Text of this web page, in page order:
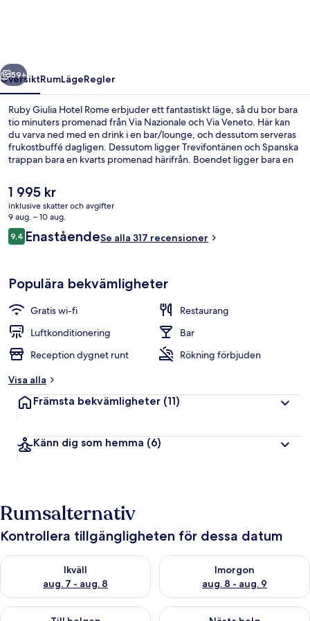
Nästa
59+
ÖversiktRumLägeRegler
Ruby Giulia Hotel Rome erbjuder ett fantastiskt läge, så du bor bara
tio minuters promenad från Via Nazionale och Via Veneto. Här kan
du varva ned med en drink i en bar/lounge, och dessutom serveras
frukostbuffé dagligen. Dessutom ligger Trevifontänen och Spanska
trappan bara en kvarts promenad härifrån. Boendet ligger bara en
dell'Opera station tar det 7 minuter att gå och till Barberini station är
det 8 minuter.
Det
nuvarande
priset
är
1 995 kr
1 995 kr
inklusive skatter och avgifter
9 aug. – 10 aug.
Recensioner
9,49,4 av 10,
EnaståendeSe alla 317 recensioner
Populära bekvämligheter
Gratis wi-fi
Restaurang
Luftkonditionering
Bar
Reception dygnet runt
Rökning förbjuden
Visa alla
Främsta bekvämligheter (11)
Känn dig som hemma (6)
Rumsalternativ
Kontrollera tillgängligheten för dessa datum
Ikväll
aug. 7 - aug. 8
Kontrollera tillgängligheten för ikväll aug. 7 - aug. 8
Imorgon
aug. 8 - aug. 9
Kontrollera tillgängligheten
Kontrollera tillgängligheten för den här helgen aug. 7 - aug. 9
Kontrollera tillgängligheten